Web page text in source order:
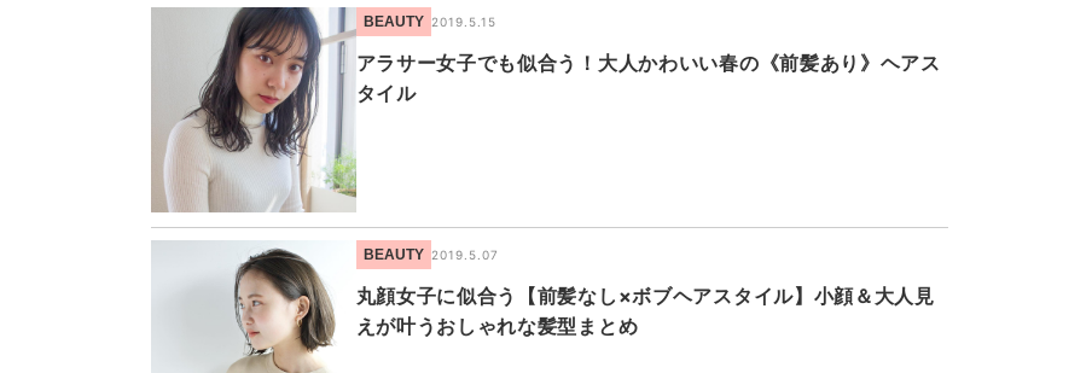
BEAUTY 2019.5.15
アラサー女子でも似合う！大人かわいい春の《前髪あり》ヘアス
タイル
BEAUTY 2019.5.07
丸顔女子に似合う【前髪なし×ボブヘアスタイル】小顔＆大人見
えが叶うおしゃれな髪型まとめ